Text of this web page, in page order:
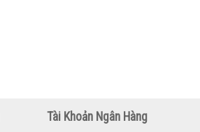
Tài Khoản Ngân Hàng